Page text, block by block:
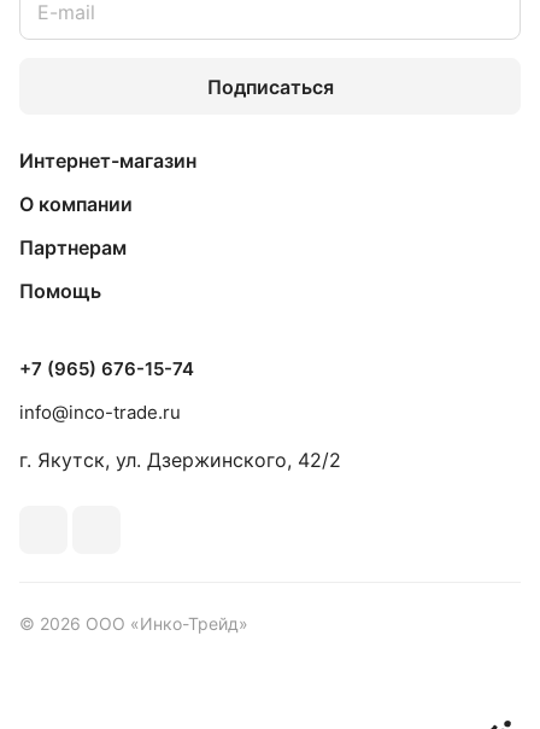
Подписаться
Интернет-магазин
О компании
Партнерам
Помощь
+7 (965) 676-15-74
info@inco-trade.ru
г. Якутск, ул. Дзержинского, 42/2
© 2026 ООО «Инко-Трейд»